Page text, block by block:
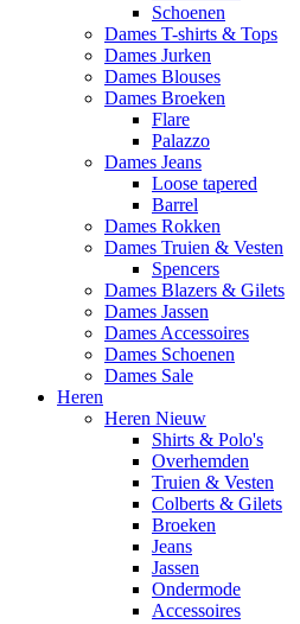
Schoenen
Dames T-shirts & Tops
Dames Jurken
Dames Blouses
Dames Broeken
Flare
Palazzo
Dames Jeans
Loose tapered
Barrel
Dames Rokken
Dames Truien & Vesten
Spencers
Dames Blazers & Gilets
Dames Jassen
Dames Accessoires
Dames Schoenen
Dames Sale
Heren
Heren Nieuw
Shirts & Polo's
Overhemden
Truien & Vesten
Colberts & Gilets
Broeken
Jeans
Jassen
Ondermode
Accessoires